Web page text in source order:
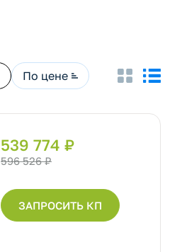
По цене
539 774 ₽
596 526 ₽
ЗАПРОСИТЬ КП